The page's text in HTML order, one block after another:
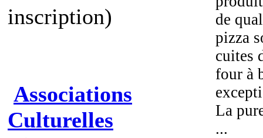
inscription)
Associations
Culturelles
de
pizza
cuites
four à
La
...